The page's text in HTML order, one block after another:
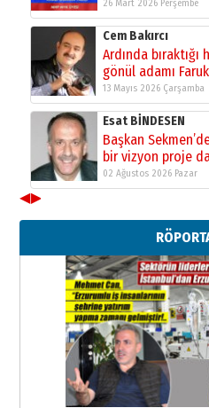
Erzurumspor’un
29 Haziran 2026
Kenan GÜLERCİ
Murat
çıtayı yukarı
yönetimdekiler
çekmemeli!
17 Şubat 2026 SalıOrhan BOZKURT
Bir fotoğraf, bir
31 Mart 2026 Salı
A. Berhan Yılmaz
BİR BÖLÜM DEĞİL,
SEÇİYORSUNUZ…
ATATÜRK
28 Temmuz 2026 Salı
Ahmet Gökhan
Ahmed
”Reisimiz” idi…
26 Mart 2026 Perşembe
◀▶